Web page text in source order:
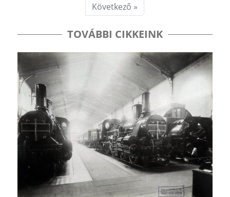
Következő »
TOVÁBBI CIKKEINK